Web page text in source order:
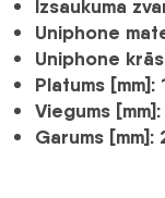
Izsaukuma
Uniphone
Uniphone
Platums [mm]:
Viegums [mm]:
Garums [mm]: